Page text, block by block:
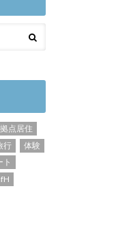
点居住
行
体験
ト